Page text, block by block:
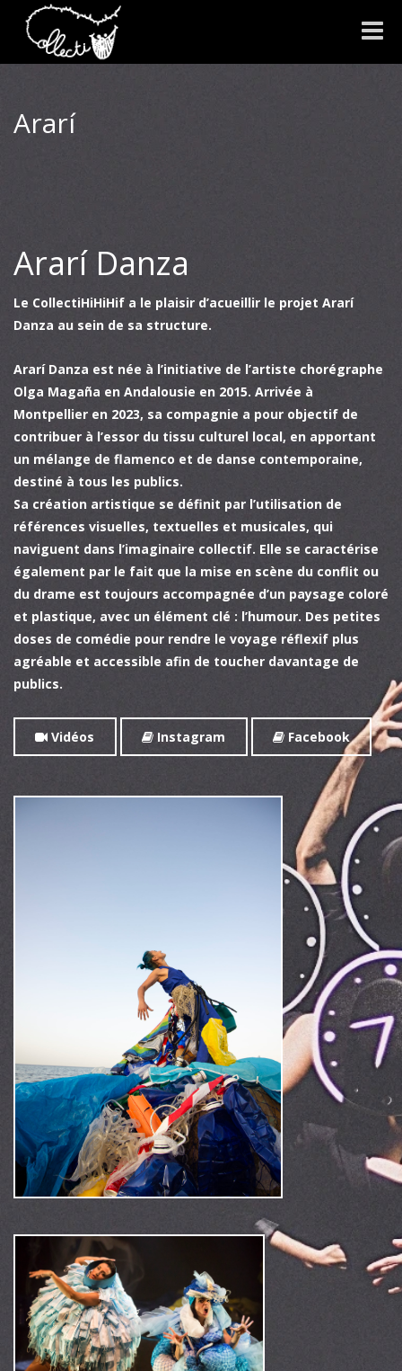
Toggle
Ararí
Ararí Danza
Le CollectiHiHiHif a le plaisir d’acueillir le projet Ararí
Danza au sein de sa structure.
Ararí Danza est née à l’initiative de l’artiste chorégraphe
Olga Magaña en Andalousie en 2015. Arrivée à
Montpellier en 2023, sa compagnie a pour objectif de
contribuer à l’essor du tissu culturel local, en apportant
un mélange de flamenco et de danse contemporaine,
destiné à tous les publics.
Sa création artistique se définit par l’utilisation de
références visuelles, textuelles et musicales, qui
naviguent dans l’imaginaire collectif. Elle se caractérise
également par le fait que la mise en scène du conflit ou
du drame est toujours accompagnée d’un paysage coloré
et plastique, avec un élément clé : l’humour. Des petites
doses de comédie pour rendre le voyage réflexif plus
agréable et accessible afin de toucher davantage de
publics.
Vidéos Instagram Facebook